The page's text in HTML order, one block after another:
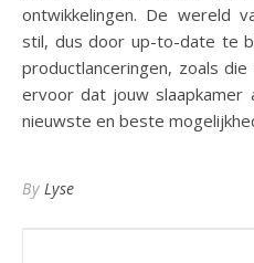
ontwikkelingen. De wereld
stil, dus door up-to-date te
productlanceringen, zoals
ervoor dat jouw
nieuwste en beste
By Lyse